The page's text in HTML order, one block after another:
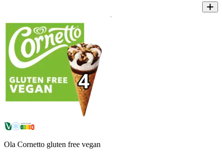
Ola Cornetto gluten free vegan